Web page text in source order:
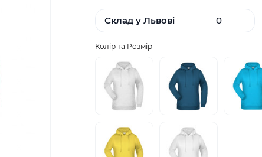
Склад у Львові 0
Колір та Розмір